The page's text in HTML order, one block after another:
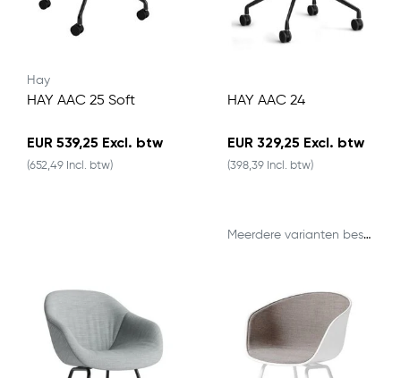
Hay
HAY AAC 25 Soft
EUR 539,25 Excl. btw
(652,49 Incl. btw)
HAY AAC 24
EUR 329,25 Excl. btw
(398,39 Incl. btw)
Meerdere varianten beschikbaar